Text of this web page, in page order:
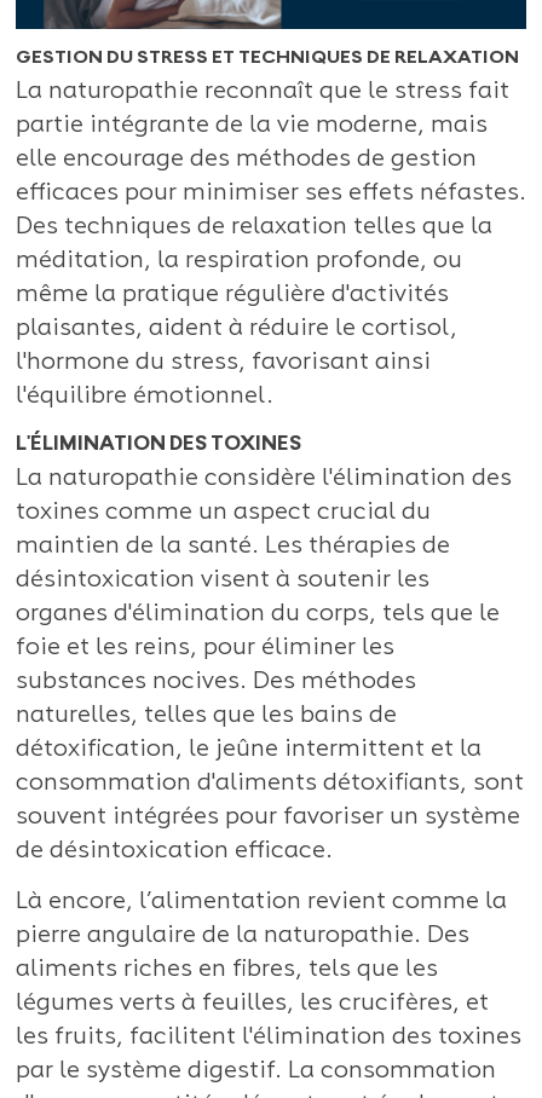
GESTION DU STRESS ET TECHNIQUES DE RELAXATION
La naturopathie reconnaît que le stress fait
partie intégrante de la vie moderne, mais
elle encourage des méthodes de gestion
efficaces pour minimiser ses effets néfastes.
Des techniques de relaxation telles que la
méditation, la respiration profonde, ou
même la pratique régulière d'activités
plaisantes, aident à réduire le cortisol,
l'hormone du stress, favorisant ainsi
l'équilibre émotionnel.
L'ÉLIMINATION DES TOXINES
La naturopathie considère l'élimination des
toxines comme un aspect crucial du
maintien de la santé. Les thérapies de
désintoxication visent à soutenir les
organes d'élimination du corps, tels que le
foie et les reins, pour éliminer les
substances nocives. Des méthodes
naturelles, telles que les bains de
détoxification, le jeûne intermittent et la
consommation d'aliments détoxifiants, sont
souvent intégrées pour favoriser un système
de désintoxication efficace.
Là encore, l’alimentation revient comme la
pierre angulaire de la naturopathie. Des
aliments riches en fibres, tels que les
légumes verts à feuilles, les crucifères, et
les fruits, facilitent l'élimination des toxines
par le système digestif. La consommation